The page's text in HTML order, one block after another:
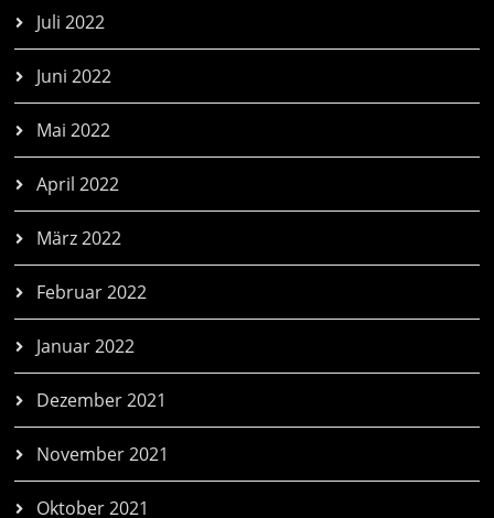
Juli 2022
Juni 2022
Mai 2022
April 2022
März 2022
Februar 2022
Januar 2022
Dezember 2021
November 2021
Oktober 2021